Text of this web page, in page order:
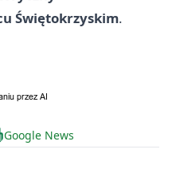
Świętokrzyskim.
Google News